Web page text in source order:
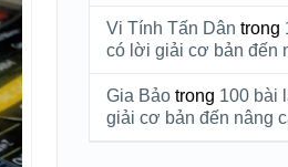
Vi Tính Tấn Dân trong
có lời giải cơ bản đến
Gia Bảo trong 100 bài
giải cơ bản đến nâng